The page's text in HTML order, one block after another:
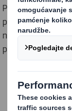
Pročitajte korak
proizvodnje
način sušenja
pripremu pulpe.